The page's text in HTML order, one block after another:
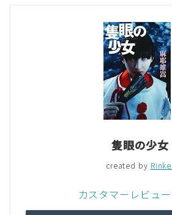
Evaluation
読書をより楽しむ Good
隻眼の少女
created by
カスタマーレビュ